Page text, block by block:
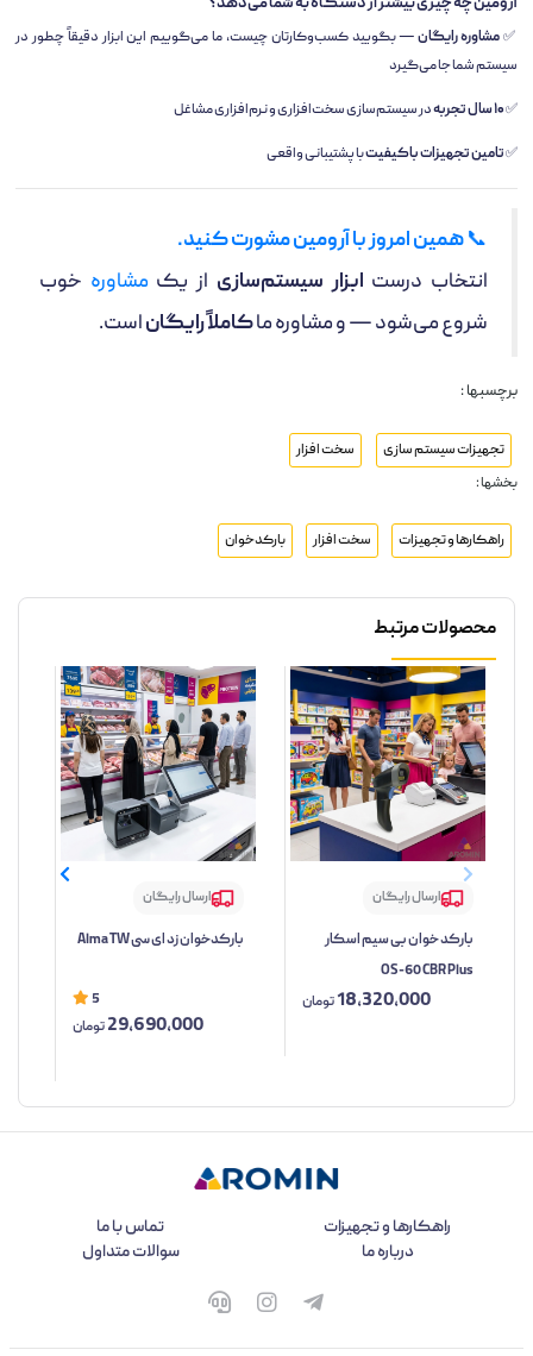
✅مشاوره رایگان— بگویید کسب‌وکارتان چیست، ما می‌گوییم این ابزار دقیقاً چطور در
سیستم شما جا می‌گیرد
✅۱۰ سال تجربه در سیستم‌سازی سخت‌افزاری و نرم‌افزاری مشاغل
✅تامین تجهیزات باکیفیتبا پشتیبانی واقعی
📞همین امروز با آرومین مشورت کنید.
انتخاب درست ابزار سیستم‌سازی از یک مشاوره خوب
شروع می‌شود — و مشاوره ماکاملاً رایگاناست.
برچسبها :
تجهیزات سیستم سازی
سخت افزار
بخشها :
راهکارها و تجهیزات سخت افزار بارکدخوان
محصولات مرتبط
ارسال رایگان
بارکد خوان بی سیم اسکار
OS-60 CBR Plus
18,320,000تومان
ارسال رایگان
بارکدخوان زد ای سی Alma TW
5
29,690,000تومان
راهکارها و تجهیزات
تماس با ما
درباره ما
سوالات متداول